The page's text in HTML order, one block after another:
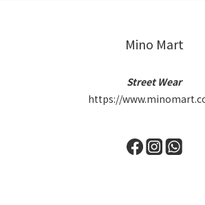
Mino Mart
Street Wear
https://